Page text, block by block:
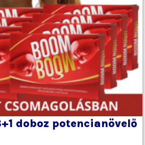
doboz potencianövelő